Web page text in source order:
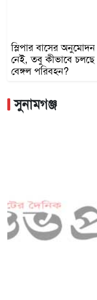
স্লিপার বাসের অনুমোদন
নেই, তবু কীভাবে চলছে
বেঙ্গল পরিবহন?
সুনামগঞ্জ